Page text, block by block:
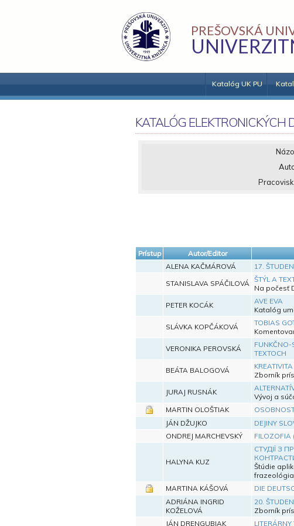
PREŠOVSKÁ
Katalóg UK PU
KATALÓG ELEKTRONICKÝCH
Prístup Autor/Editor
ALENA KAČMÁROVÁ
17.
STANISLAVA SPÁČILOVÁ ŠTÝL A
Na počesť
PETER KOCÁK
AVE EVA
Katalóg
SLÁVKA KOPČÁKOVÁ
TOBIAS
VERONIKA PEROVSKÁ
FUNKČNO-
TEXTOCH
BEÁTA BALOGOVÁ
Zborník
JURAJ RUSNÁK
Vývoj a
MARTIN OLOŠTIAK
JÁN DŽUJKO
DEJINY
ONDREJ MARCHEVSKÝ
FILOZOFIA
HALYNA KUZ
СТУДІЇ З
Štúdie
frazeológia
MARTINA KÁŠOVÁ DIE
ADRIÁNA INGRID
KOŽELOVÁ
20.
Zborník
JÁN DRENGUBIAK